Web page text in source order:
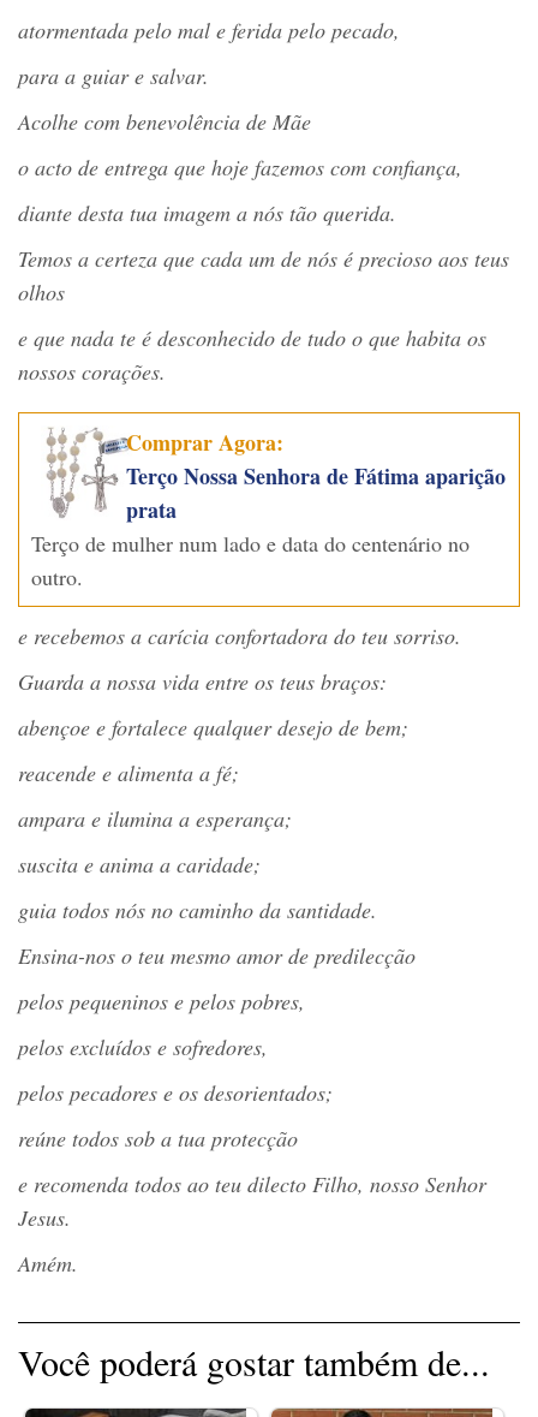
atormentada pelo mal e ferida pelo pecado,
para a guiar e salvar.
Acolhe com benevolência de Mãe
o acto de entrega que hoje fazemos com confiança,
diante desta tua imagem a nós tão querida.
Temos a certeza que cada um de nós é precioso aos teus
olhos
e que nada te é desconhecido de tudo o que habita os
nossos corações.
Comprar Agora:
Terço Nossa Senhora de Fátima aparição
prata
Terço de mulher num lado e data do centenário no
outro.
e recebemos a carícia confortadora do teu sorriso.
Guarda a nossa vida entre os teus braços:
abençoe e fortalece qualquer desejo de bem;
reacende e alimenta a fé;
ampara e ilumina a esperança;
suscita e anima a caridade;
guia todos nós no caminho da santidade.
Ensina-nos o teu mesmo amor de predilecção
pelos pequeninos e pelos pobres,
pelos excluídos e sofredores,
pelos pecadores e os desorientados;
reúne todos sob a tua protecção
e recomenda todos ao teu dilecto Filho, nosso Senhor
Jesus.
Amém.
Você poderá gostar também de...